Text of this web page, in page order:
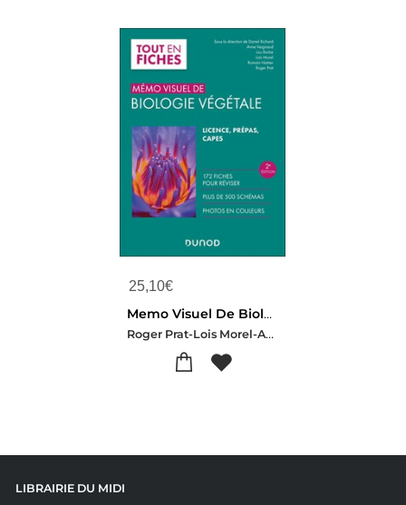
25,10€
Memo Visuel De Biologie Vegetale (2e Edition)
Roger Prat-Lois Morel-Anne Vergnaud-Romain Nattier-Lou Barbe-Daniel Richard
LIBRAIRIE DU MIDI